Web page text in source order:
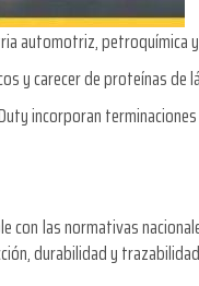
automotriz, petroquímica
y carecer de proteínas
incorporan
las normativas
durabilidad y